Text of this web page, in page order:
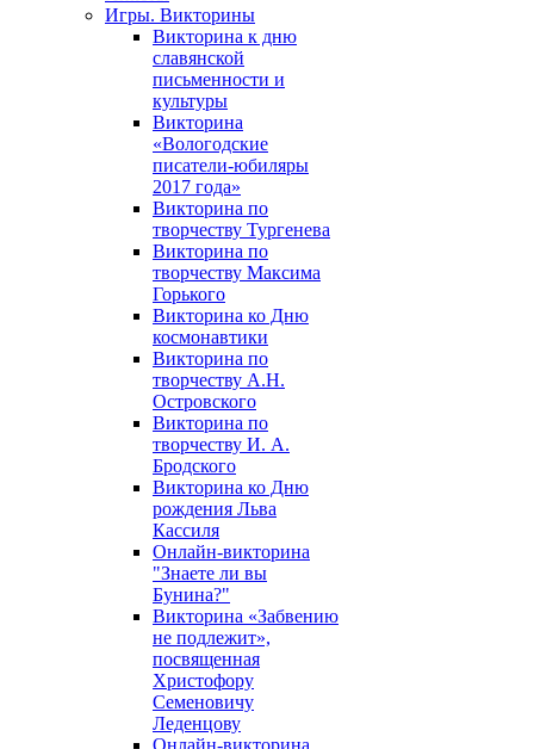
Игры. Викторины
Викторина к дню
славянской
письменности и
культуры
Викторина
«Вологодские
писатели-юбиляры
2017 года»
Викторина по
творчеству Тургенева
Викторина по
творчеству Максима
Горького
Викторина ко Дню
космонавтики
Викторина по
творчеству А.Н.
Островского
Викторина по
творчеству И. А.
Бродского
Викторина ко Дню
рождения Льва
Кассиля
Онлайн-викторина
"Знаете ли вы
Бунина?"
Викторина «Забвению
не подлежит»,
посвященная
Христофору
Семеновичу
Леденцову
Онлайн-викторина